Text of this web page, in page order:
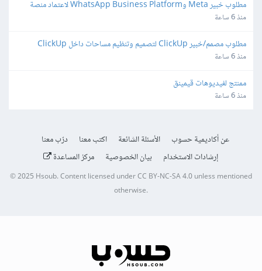
واتساب
منذ 6 ساعة
مطلوب مصمم/خبير ClickUp لتصميم وتنظيم مساحات داخل ClickUp
منذ 6 ساعة
ممنتج لفيديوهات قيمينق
منذ 6 ساعة
عن أكاديمية حسوب الأسئلة الشائعة اكتب معنا
درّب معنا
إرشادات الاستخدام
بيان الخصوصية مركز المساعدة
© 2025 Hsoub.Content licensed underCC BY-NC-SA 4.0unless mentioned
otherwise.